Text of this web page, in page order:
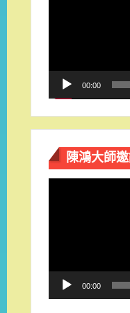
00:00
陳鴻大師
00:00